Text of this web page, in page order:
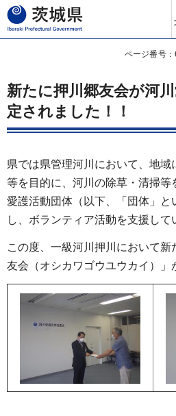
茨城県
ページ番号
新たに押川郷友会が河
定されました！！
県では県管理河川において、地域
等を目的に、河川の除草・清掃等
愛護活動団体（以下、「団体」と
し、ボランティア活動を支援して
この度、一級河川押川において
友会（オシカワゴウユウカイ）」